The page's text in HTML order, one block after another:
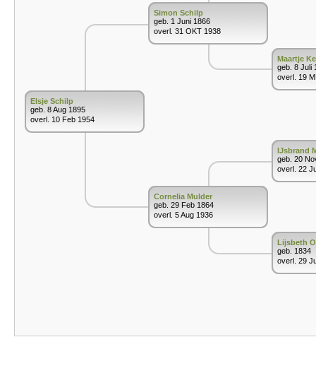
Elsje Schilp
geb. 8 Aug 1895
overl. 10 Feb 1954
Simon Schilp
geb. 1 Juni 1866
overl. 31 OKT 1938
Cornelia Mulder
geb. 29 Feb 1864
overl. 5 Aug 1936
Maartje
geb. 8 Juli
overl. 19
IJsbrand
geb. 20
overl. 22
Lijsbeth
geb. 1834
overl. 29